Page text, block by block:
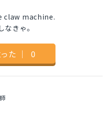
machine.
きゃ。
た ｜ 0